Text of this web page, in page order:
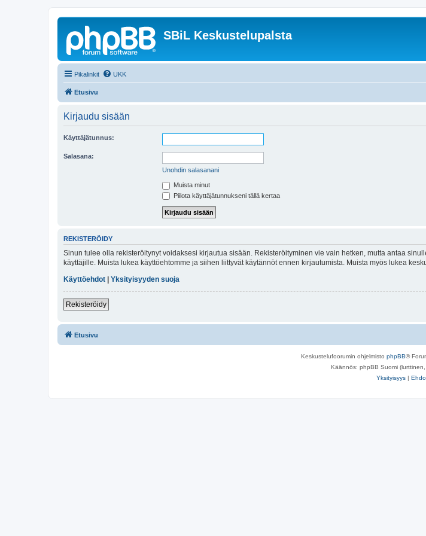
SBiL Keskustelupalsta
Pikalinkit UKK
Etusivu
Kirjaudu sisään
Käyttäjätunnus:
Salasana:
Unohdin salasanani
Muista minut
Piilota käyttäjätunnukseni tällä kertaa
REKISTERÖIDY
Sinun tulee olla rekisteröitynyt voidaksesi kirjautua sisään. Rekisteröityminen vie vain hetken, mutta antaa
käyttäjille. Muista lukea käyttöehtomme ja siihen liittyvät käytännöt ennen kirjautumista. Muista myös lukea
Käyttöehdot | Yksityisyyden suoja
Rekisteröidy
Etusivu
Keskustelufoorumin ohjelmisto phpBB®
Käännös: phpBB Suomi
Yksityisyys |